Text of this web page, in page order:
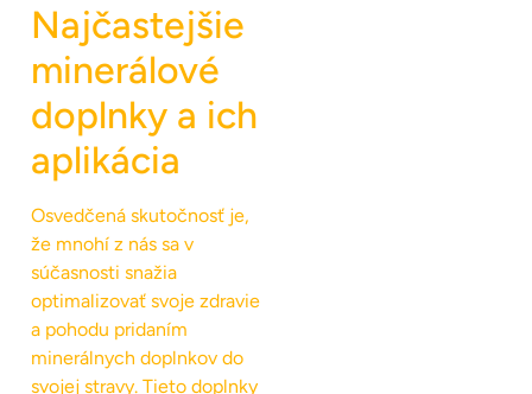
Najčastejšie
minerálové
doplnky a ich
aplikácia
Osvedčená skutočnosť je,
že mnohí z nás sa v
súčasnosti snažia
optimalizovať svoje zdravie
a pohodu pridaním
minerálnych doplnkov do
svojej stravy. Tieto doplnky